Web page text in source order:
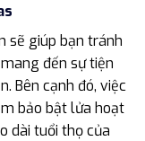
sẽ giúp bạn tránh
đến sự tiện
Bên cạnh đó, việc
bảo bật lửa hoạt
dài tuổi thọ của